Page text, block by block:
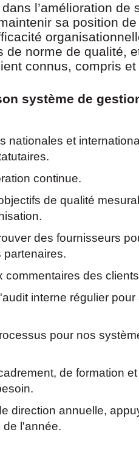
l’amélioration
sa position
norme de qualité,
connus, compris
système de
nationales et
continue.
de qualité
des fournisseurs
partenaires.
commentaires des
interne régulier
pour nos
de formation
direction annuelle,
de l'année.